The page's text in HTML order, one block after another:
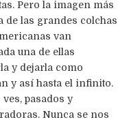
Pero la imagen más
de las grandes colchas
van
una de ellas
y dejarla como
y así hasta el infinito.
pasados y
Nunca se nos